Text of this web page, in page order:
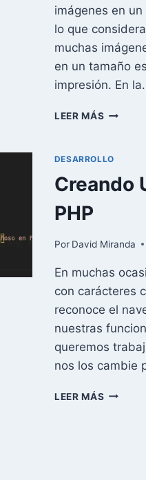
imágenes en
lo que
muchas
en un tamaño
impresión. En
LEER MÁS ESCALAR
PHP
DESARROLLO
Creando
PHP
Por David Miranda
En muchas
con carácteres
reconoce el
nuestras
queremos
nos los cambie
LEER MÁS